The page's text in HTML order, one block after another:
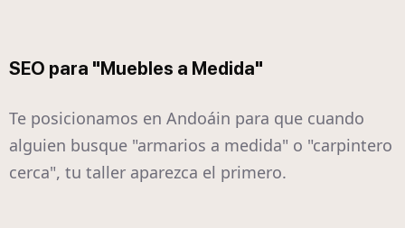
SEO para "Muebles a Medida"
Te posicionamos en Andoáin para que cuando
alguien busque "armarios a medida" o "carpintero
cerca", tu taller aparezca el primero.